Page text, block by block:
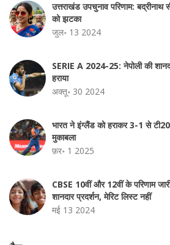
उत्तराखंड उपचुनाव परिणाम:
को झटका
जुल॰ 13 2024
SERIE A 2024-25: नेपोली की
हराया
अक्तू॰ 30 2024
भारत ने इंग्लैंड को हराकर 3-1 से टी20
मुकाबला
फ़र॰ 1 2025
CBSE 10वीं और 12वीं के परिणाम
शानदार प्रदर्शन, मेरिट लिस्ट नहीं
मई 13 2024